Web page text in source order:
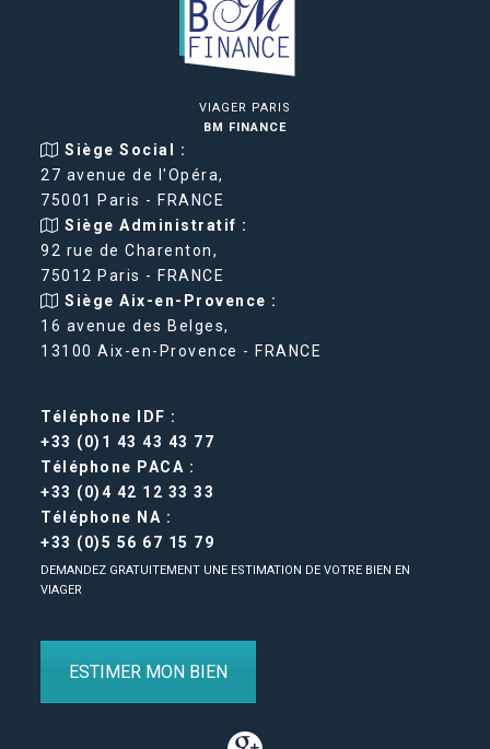
VIAGER PARIS
BM FINANCE
Siège Social :
27 avenue de l'Opéra,
75001 Paris - FRANCE
Siège Administratif :
92 rue de Charenton,
75012 Paris - FRANCE
Siège Aix-en-Provence :
16 avenue des Belges,
13100 Aix-en-Provence - FRANCE
Téléphone IDF :
+33 (0)1 43 43 43 77
Téléphone PACA :
+33 (0)4 42 12 33 33
Téléphone NA :
+33 (0)5 56 67 15 79
DEMANDEZ GRATUITEMENT UNE ESTIMATION DE VOTRE BIEN EN
VIAGER
ESTIMER MON BIEN